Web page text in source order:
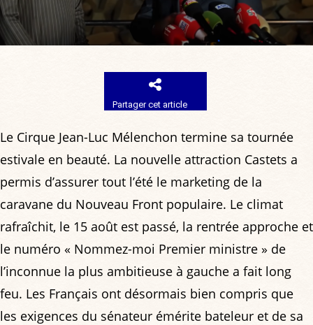
Partager cet article
Le Cirque Jean-Luc Mélenchon termine sa tournée
estivale en beauté. La nouvelle attraction Castets a
permis d’assurer tout l’été le marketing de la
caravane du Nouveau Front populaire. Le climat
rafraîchit, le 15 août est passé, la rentrée approche et
le numéro « Nommez-moi Premier ministre » de
l’inconnue la plus ambitieuse à gauche a fait long
feu. Les Français ont désormais bien compris que
les exigences du sénateur émérite bateleur et de sa